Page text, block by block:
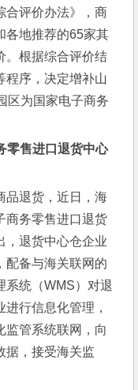
合评价办法》，商
各地推荐的65家其
。根据综合评价结
程序，决定增补山
区为国家电子商务
零售进口退货中心
品退货，近日，海
商务零售进口退货
，退货中心仓企业
配备与海关联网的
系统（WMS）对退
行信息化管理，
监管系统联网，向
据，接受海关监